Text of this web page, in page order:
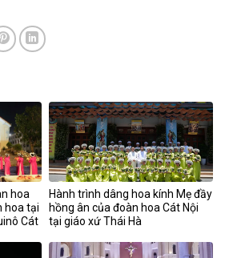
hoa
hoa tại
Cát
Hành trình dâng hoa kính Mẹ đầy
hồng ân của đoàn hoa Cát Nội
tại giáo xứ Thái Hà